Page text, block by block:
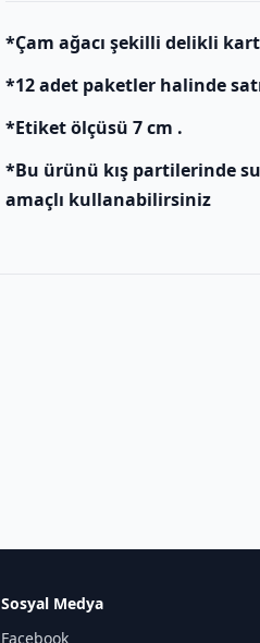
*Çam ağacı şekilli delikli
*12 adet paketler halinde
*Etiket ölçüsü 7 cm .
*Bu ürünü kış partilerinde
amaçlı kullanabilirsiniz
Sosyal Medya
Facebook